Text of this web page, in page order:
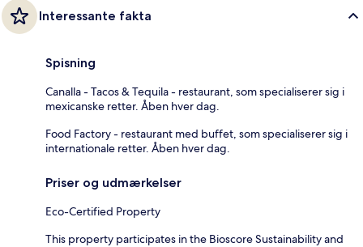
Interessante fakta
Spisning
Canalla - Tacos & Tequila - restaurant, som specialiserer sig i
mexicanske retter. Åben hver dag.
Food Factory - restaurant med buffet, som specialiserer sig i
internationale retter. Åben hver dag.
Priser og udmærkelser
Eco-Certified Property
This property participates in the Bioscore Sustainability and